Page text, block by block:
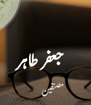
جعفر طاہر
مصنفین